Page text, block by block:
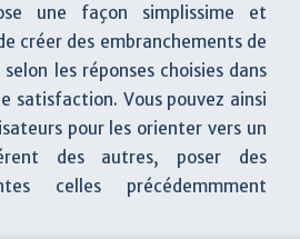
une façon simplissime et
créer des embranchements de
les réponses choisies dans
satisfaction. Vous pouvez ainsi
pour les orienter vers un
des autres, poser des
celles précédemmment